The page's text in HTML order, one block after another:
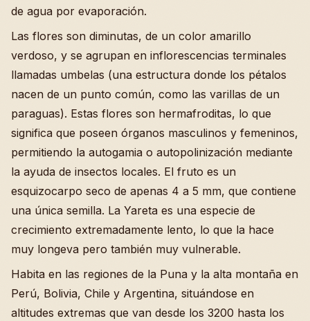
de agua por evaporación.
Las flores son diminutas, de un color amarillo
verdoso, y se agrupan en inflorescencias terminales
llamadas umbelas (una estructura donde los pétalos
nacen de un punto común, como las varillas de un
paraguas). Estas flores son hermafroditas, lo que
significa que poseen órganos masculinos y femeninos,
permitiendo la autogamia o autopolinización mediante
la ayuda de insectos locales. El fruto es un
esquizocarpo seco de apenas 4 a 5 mm, que contiene
una única semilla. La Yareta es una especie de
crecimiento extremadamente lento, lo que la hace
muy longeva pero también muy vulnerable.
Habita en las regiones de la Puna y la alta montaña en
Perú, Bolivia, Chile y Argentina, situándose en
altitudes extremas que van desde los 3200 hasta los